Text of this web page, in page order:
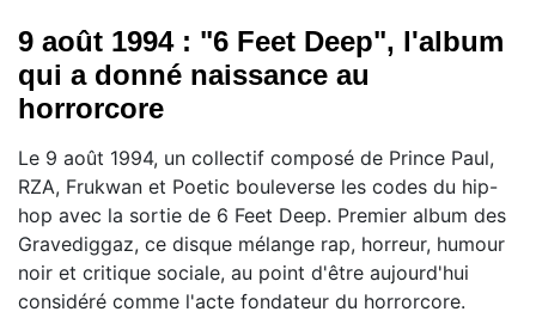
9 août 1994 : "6 Feet Deep", l'album
qui a donné naissance au
horrorcore
Le 9 août 1994, un collectif composé de Prince Paul,
RZA, Frukwan et Poetic bouleverse les codes du hip-
hop avec la sortie de 6 Feet Deep. Premier album des
Gravediggaz, ce disque mélange rap, horreur, humour
noir et critique sociale, au point d'être aujourd'hui
considéré comme l'acte fondateur du horrorcore.